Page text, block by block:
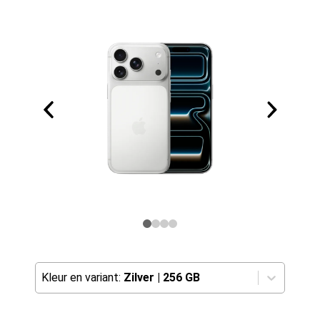
Kleur en variant: Zilver | 256 GB